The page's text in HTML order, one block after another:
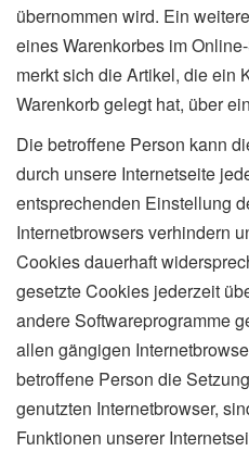
übernommen wird. Ein
eines Warenkorbes im
merkt sich die Artikel, die ein
Warenkorb gelegt hat, über
Die betroffene Person kann
durch unsere Internetseite
entsprechenden Einstellung
Internetbrowsers verhindern
Cookies dauerhaft
gesetzte Cookies jederzeit
andere Softwareprogramme
allen gängigen
betroffene Person die
genutzten Internetbrowser,
Funktionen unserer